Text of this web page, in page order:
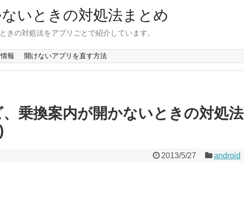
いときの対処法まとめ
きの対処法をアプリごとで紹介しています。
報 開けないアプリを直す方法
乗換案内が開かないときの対処法
2013/5/27 android